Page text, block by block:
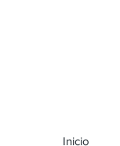
Inicio